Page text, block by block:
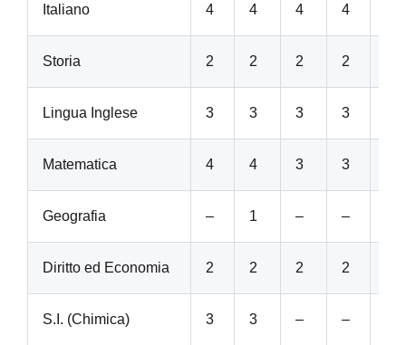
Italiano 4 4 4 4
Storia 2 2 2 2
Lingua Inglese 3 3 3 3
Matematica 4 4 3 3
Geografia – 1 – –
Diritto ed Economia 2 2 2 2
S.I. (Chimica) 3 3 – –